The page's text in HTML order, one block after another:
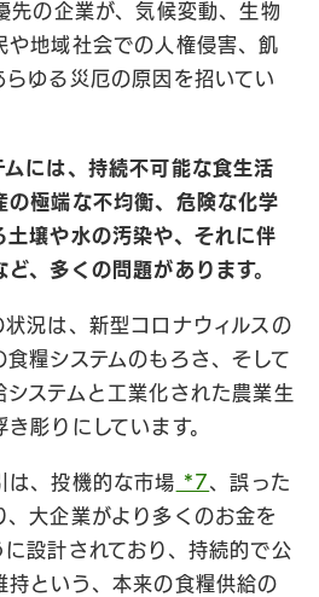
先の企業が、気候変動、生物
や地域社会での人権侵害、飢
ゆる災厄の原因を招いてい
には、持続不可能な食生活
の極端な不均衡、危険な化学
土壌や水の汚染や、それに伴
、多くの問題があります。
状況は、新型コロナウィルスの
糧システムのもろさ、そして
システムと工業化された農業生
彫りにしています。
は、投機的な市場 *7、誤った
大企業がより多くのお金を
設計されており、持続的で公
持という、本来の食糧供給の